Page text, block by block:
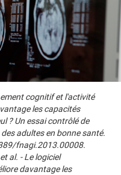
cognitif et l'activité
les capacités
? Un essai contrôlé de
adultes en bonne santé.
fnagi.2013.00008.
al. - Le logiciel
davantage les